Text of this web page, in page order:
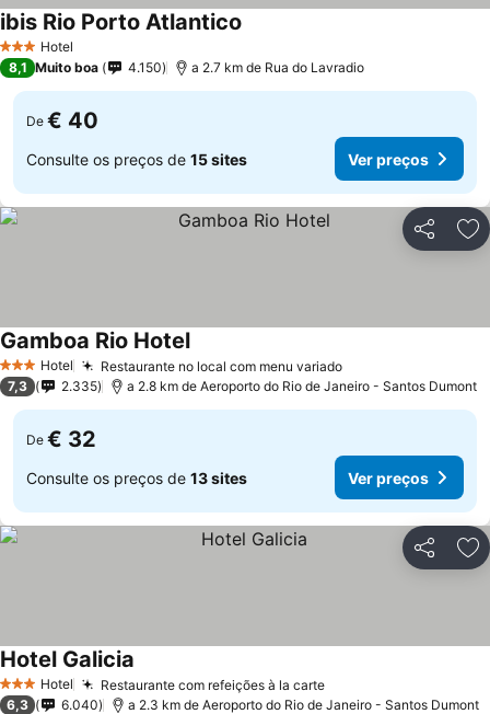
3 EstrelasHotel
ibis Rio Porto Atlantico
8,1 Muito boa 4.150 a 2.7 km de Rua do Lavradio
De € 40
Consulte os preços de 15 sites Ver preços
Partilhar
3 EstrelasHotel Restaurante no local com menu variado
Gamboa Rio Hotel
7,3 2.335 a 2.8 km de Aeroporto do Rio de Janeiro - Santos Dumont
De € 32
Consulte os preços de 13 sites Ver preços
Partilhar
3 EstrelasHotel Restaurante com refeições à la carte
Hotel Galicia
6,3 6.040 a 2.3 km de Aeroporto do Rio de Janeiro - Santos Dumont